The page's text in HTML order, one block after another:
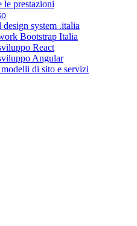
le prestazioni
system .italia
Bootstrap Italia
React
Angular
di sito e servizi